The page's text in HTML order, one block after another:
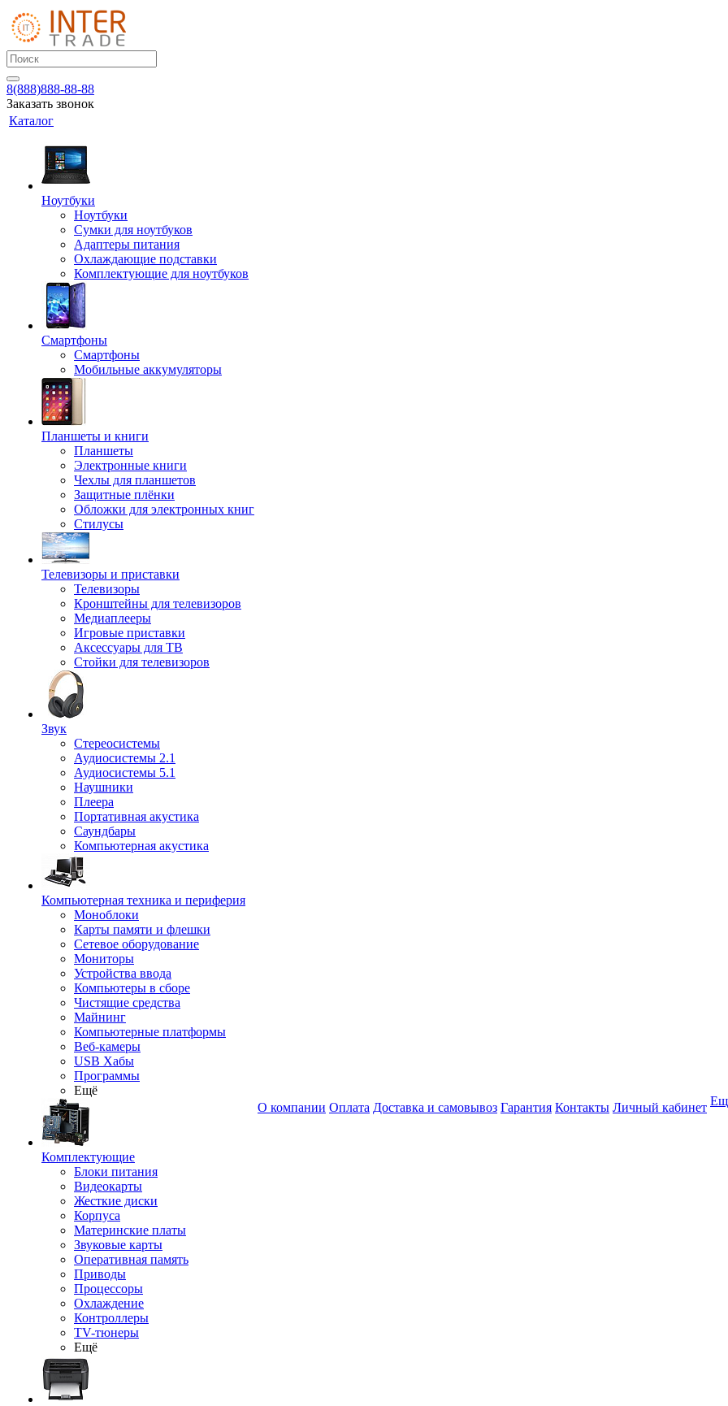
8(888)888-88-88
Заказать звонок
Каталог
Ноутбуки
Ноутбуки
Сумки для ноутбуков
Адаптеры питания
Охлаждающие подставки
Комплектующие для ноутбуков
Смартфоны
Смартфоны
Мобильные аккумуляторы
Планшеты и книги
Планшеты
Электронные книги
Чехлы для планшетов
Защитные плёнки
Обложки для электронных книг
Стилусы
Телевизоры и приставки
Телевизоры
Кронштейны для телевизоров
Медиаплееры
Игровые приставки
Аксессуары для ТВ
Стойки для телевизоров
Звук
Стереосистемы
Аудиосистемы 2.1
Аудиосистемы 5.1
Наушники
Плеера
Портативная акустика
Саундбары
Компьютерная акустика
Компьютерная техника и периферия
Моноблоки
Карты памяти и флешки
Сетевое оборудование
Мониторы
Устройства ввода
Компьютеры в сборе
Чистящие средства
Майнинг
Компьютерные платформы
Веб-камеры
USB Хабы
Программы
Ещё
Комплектующие
Блоки питания
Видеокарты
Жесткие диски
Корпуса
Материнские платы
Звуковые карты
Оперативная память
Приводы
Процессоры
Охлаждение
Контроллеры
TV-тюнеры
Ещё
О компании Оплата Доставка и самовывоз Гарантия Контакты Личный кабинет